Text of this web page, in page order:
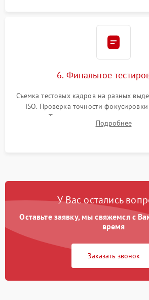
6. Финальное
Съемка тестовых кадров на разных
ISO. Проверка точности
мишени. Тест записи на карту памяти,
вспышки, микрофона и всех
Подробнее
У Вас остались
Оставьте заявку, мы свяжемся с
время
Заказать звонок